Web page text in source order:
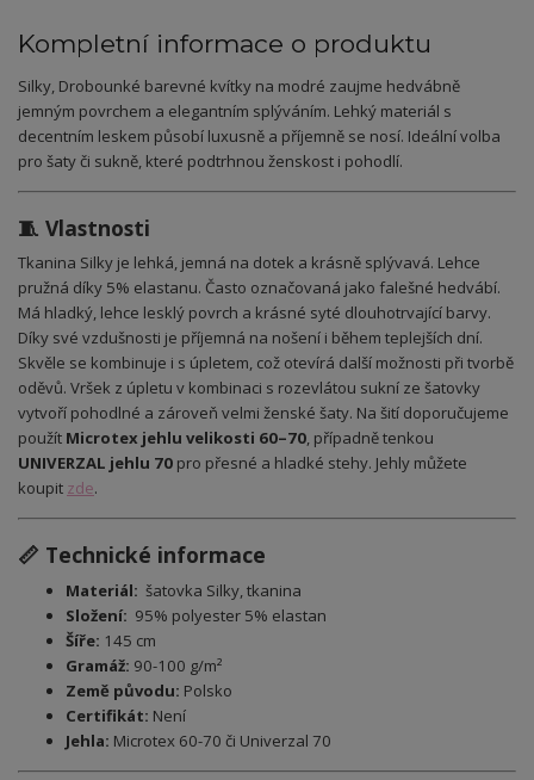
Kompletní informace o produktu
Silky, Drobounké barevné kvítky na modré zaujme hedvábně
jemným povrchem a elegantním splýváním. Lehký materiál s
decentním leskem působí luxusně a příjemně se nosí. Ideální volba
pro šaty či sukně, které podtrhnou ženskost i pohodlí.
🧵 Vlastnosti
Tkanina Silky je lehká, jemná na dotek a krásně splývavá. Lehce
pružná díky 5% elastanu. Často označovaná jako falešné hedvábí.
Má hladký, lehce lesklý povrch a krásné syté dlouhotrvající barvy.
Díky své vzdušnosti je příjemná na nošení i během teplejších dní.
Skvěle se kombinuje i s úpletem, což otevírá další možnosti při tvorbě
oděvů. Vršek z úpletu v kombinaci s rozevlátou sukní ze šatovky
vytvoří pohodlné a zároveň velmi ženské šaty. Na šití doporučujeme
použít Microtex jehlu velikosti 60–70, případně tenkou
UNIVERZAL jehlu 70 pro přesné a hladké stehy. Jehly můžete
koupit zde.
📏 Technické informace
Materiál: šatovka Silky, tkanina
Složení: 95% polyester 5% elastan
Šíře: 145 cm
Gramáž: 90-100 g/m²
Země původu: Polsko
Certifikát: Není
Jehla: Microtex 60-70 či Univerzal 70